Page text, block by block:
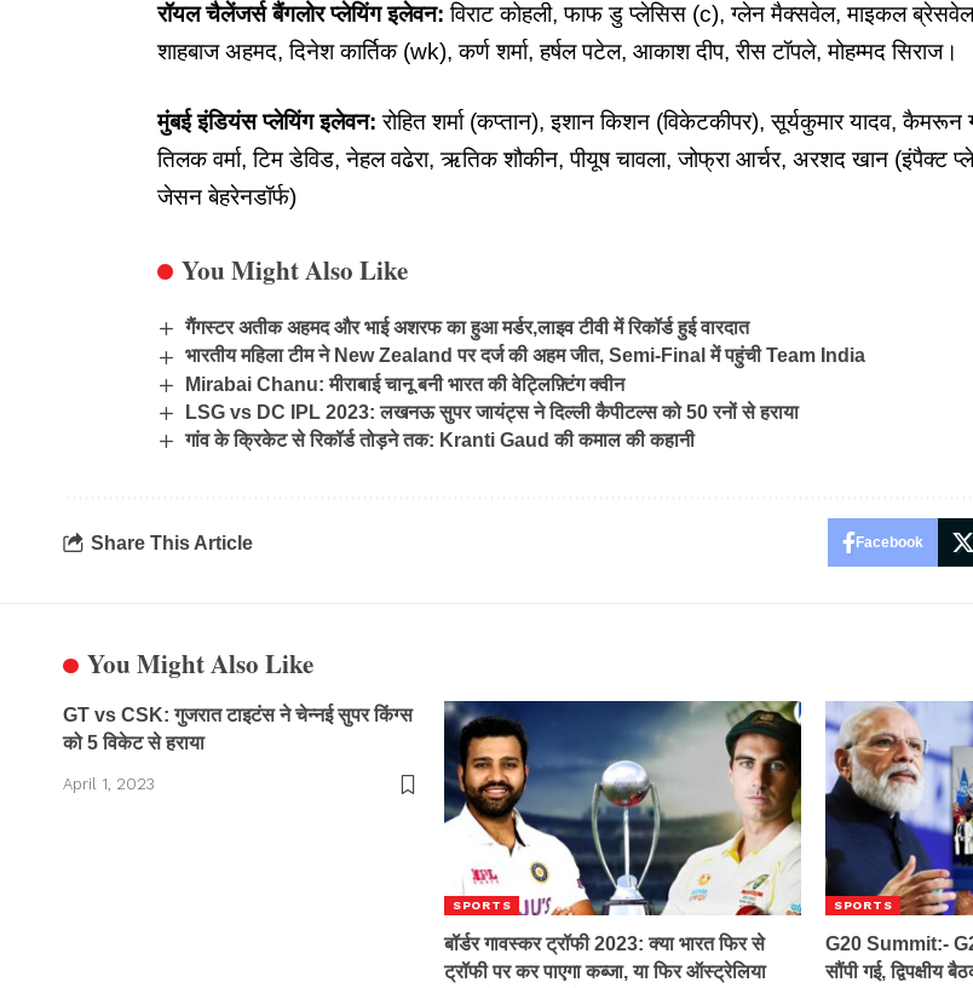
रॉयल चैलेंजर्स बैंगलोर प्लेयिंग इलेवन:विराट कोहली, फाफ डु प्लेसिस (c), ग्लेन मैक्सवेल, माइकल
शाहबाज अहमद, दिनेश कार्तिक (wk), कर्ण शर्मा, हर्षल पटेल, आकाश दीप, रीस टॉपले, मोहम्मद सिराज।
मुंबई इंडियंस प्लेयिंग इलेवन:रोहित शर्मा (कप्तान), इशान किशन (विकेटकीपर), सूर्यकुमार यादव, कैमरून
तिलक वर्मा, टिम डेविड, नेहल वढेरा, ऋतिक शौकीन, पीयूष चावला, जोफ्रा आर्चर, अरशद खान (इंपैक्ट
जेसन बेहरेनडॉर्फ)
You Might Also Like
गैंगस्टर अतीक अहमद और भाई अशरफ का हुआ मर्डर,लाइव टीवी में रिकॉर्ड हुई वारदात
भारतीय महिला टीम ने New Zealand पर दर्ज की अहम जीत, Semi-Final में पहुंची Team India
Mirabai Chanu: मीराबाई चानू बनी भारत की वेट्लिफ़्टिंग क्वीन
LSG vs DC IPL 2023: लखनऊ सुपर जायंट्स ने दिल्ली कैपीटल्स को 50 रनों से हराया
गांव के क्रिकेट से रिकॉर्ड तोड़ने तक: Kranti Gaud की कमाल की कहानी
Share This Article Facebook
You Might Also Like
GT vs CSK: गुजरात टाइटंस ने चेन्नई सुपर किंग्स
को 5 विकेट से हराया
April 1, 2023
SPORTS
बॉर्डर गावस्कर ट्रॉफी 2023: क्या भारत फिर से
ट्रॉफी पर कर पाएगा कब्जा, या फिर ऑस्ट्रेलिया
SPORTS
G20 Summit:-
सौंपी गई, द्विपक्षीय